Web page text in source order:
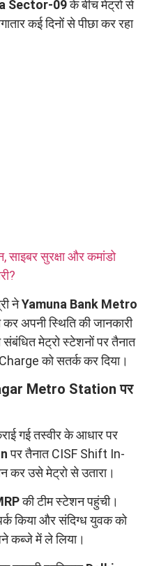
Sector-09के बीच मेट्रो से
कई दिनों से पीछा कर रहा
साइबर सुरक्षा और कमांडो
नेYamuna Bank Metro
अपनी स्थिति की जानकारी
मेट्रो स्टेशनों पर तैनात
को सतर्क कर दिया।
Metro Station पर
गई तस्वीर के आधार पर
पर तैनात CISF Shift In-
कर उसे मेट्रो से उतारा।
की टीम स्टेशन पहुंची।
किया और संदिग्ध युवक को
कब्जे में ले लिया।